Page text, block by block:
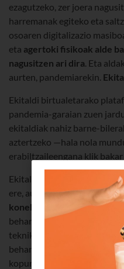
ezagutzeko, zer joera
harremanak egiteko eta
osoaren digitalizazio
eta agertoki fisikoak alde
nagusitzen ari dira. Eta
aurten, pandemiarekin.
Ekitaldi birtualetarako
pandemia-garaian zuen
ekitaldiak nahiz barne-
aztertzeko —hala nola
erabiltzaileengana klik
Ekitaldi birtualen ahalmen
ere, aukera ematen dutela
konektatzeko, edozein
beharrik gabe, eta une
teknikoan, edukiera aldetik
beharrik gabe. Ekitaldi
kopurua ez dago mugatuta,